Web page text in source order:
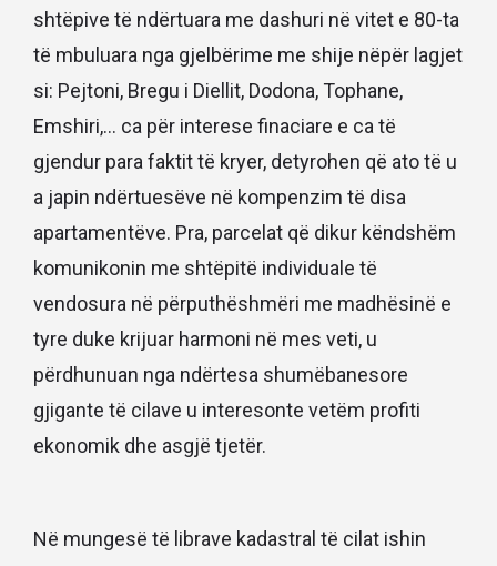
shtëpive të ndërtuara me dashuri në vitet e 80-ta
të mbuluara nga gjelbërime me shije nëpër lagjet
si: Pejtoni, Bregu i Diellit, Dodona, Tophane,
Emshiri,... ca për interese finaciare e ca të
gjendur para faktit të kryer, detyrohen që ato të u
a japin ndërtuesëve në kompenzim të disa
apartamentëve. Pra, parcelat që dikur këndshëm
komunikonin me shtëpitë individuale të
vendosura në përputhëshmëri me madhësinë e
tyre duke krijuar harmoni në mes veti, u
përdhunuan nga ndërtesa shumëbanesore
gjigante të cilave u interesonte vetëm profiti
ekonomik dhe asgjë tjetër.
Në mungesë të librave kadastral të cilat ishin